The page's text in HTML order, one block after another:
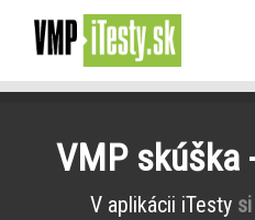
VMP skúška
V aplikácii iTesty